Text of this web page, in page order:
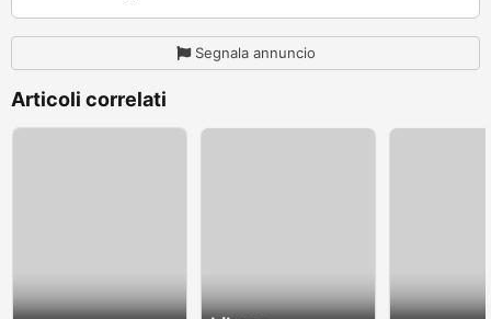
Segnala annuncio
Articoli correlati